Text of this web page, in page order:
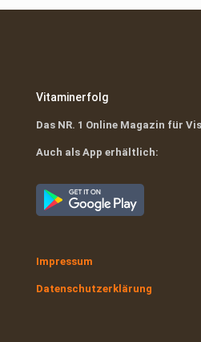
Vitaminerfolg
Das NR. 1 Online Magazin für
Auch als App erhältlich:
Impressum
Datenschutzerklärung